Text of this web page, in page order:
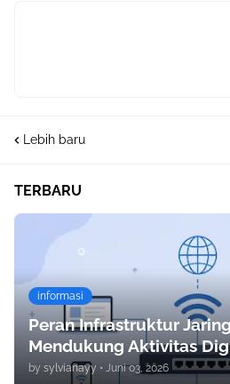
Lebih baru
TERBARU
informasi
Peran Infrastruktur
Mendukung Aktivitas
by sylvianayy • Juni 03, 2026